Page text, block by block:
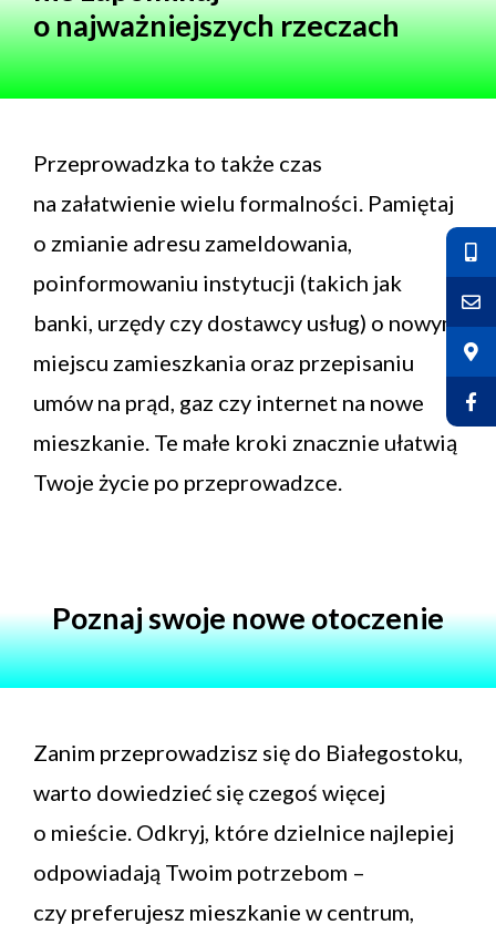
o najważniejszych rzeczach
Przeprowadzka to także czas
na załatwienie wielu formalności. Pamiętaj
o zmianie adresu zameldowania,
poinformowaniu instytucji (takich jak
banki, urzędy czy dostawcy usług) o nowym
miejscu zamieszkania oraz przepisaniu
umów na prąd, gaz czy internet na nowe
mieszkanie. Te małe kroki znacznie ułatwią
Twoje życie po przeprowadzce.
Poznaj swoje nowe otoczenie
Zanim przeprowadzisz się do Białegostoku,
warto dowiedzieć się czegoś więcej
o mieście. Odkryj, które dzielnice najlepiej
odpowiadają Twoim potrzebom –
czy preferujesz mieszkanie w centrum,